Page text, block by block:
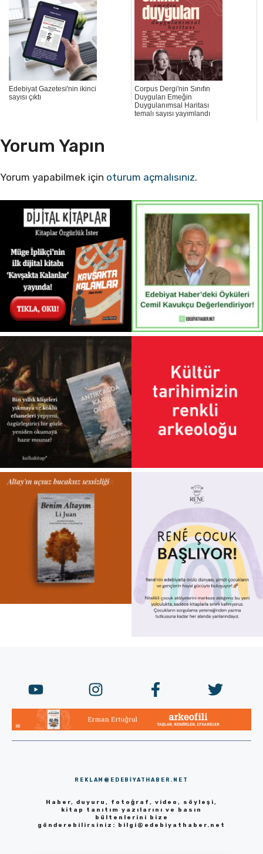
Edebiyat Gazetesi'nin ikinci
sayısı çıktı
Corpus Dergi'nin Sınıfın
Duyguları Emeğin
Duygulanımsal Haritası
temalı sayısı yayımlandı
Yorum Yapın
Yorum yapabilmek için oturum açmalısınız.
REKLAM@EDEBIYATHABER.NET
Haber, duyuru, fotoğraf, video, söyleşi,
kitap tanıtım yazılarını ve basın
bültenlerini bize
gönderebilirsiniz: bilgi@edebiyathaber.net